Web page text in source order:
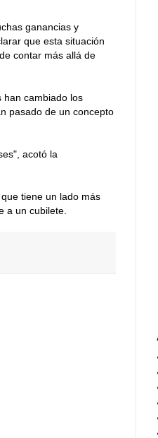
ganancias y
que esta situación
contar más allá de
han cambiado los
pasado de un concepto
acotó la
tiene un lado más
a un cubilete.